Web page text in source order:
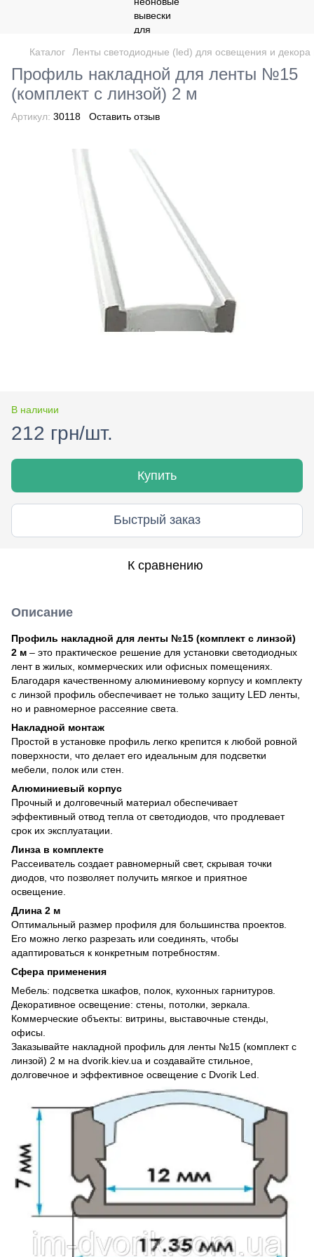
Каталог Ленты светодиодные (led) для освещения и
Профиль накладной для ленты №15
(комплект с линзой) 2 м
Артикул: 30118 Оставить отзыв
В наличии
212 грн/шт.
Купить
Быстрый заказ
К сравнению
Описание
Профиль накладной для ленты №15 (комплект с линзой)
2 м – это практическое решение для установки светодиодных
лент в жилых, коммерческих или офисных помещениях.
Благодаря качественному алюминиевому корпусу и комплекту
с линзой профиль обеспечивает не только защиту LED ленты,
но и равномерное рассеяние света.
Накладной монтаж
Простой в установке профиль легко крепится к любой ровной
поверхности, что делает его идеальным для подсветки
мебели, полок или стен.
Алюминиевый корпус
Прочный и долговечный материал обеспечивает
эффективный отвод тепла от светодиодов, что продлевает
срок их эксплуатации.
Линза в комплекте
Рассеиватель создает равномерный свет, скрывая точки
диодов, что позволяет получить мягкое и приятное
освещение.
Длина 2 м
Оптимальный размер профиля для большинства проектов.
Его можно легко разрезать или соединять, чтобы
адаптироваться к конкретным потребностям.
Сфера применения
Мебель: подсветка шкафов, полок, кухонных гарнитуров.
Декоративное освещение: стены, потолки, зеркала.
Коммерческие объекты: витрины, выставочные стенды,
офисы.
Заказывайте накладной профиль для ленты №15 (комплект с
линзой) 2 м на dvorik.kiev.ua и создавайте стильное,
долговечное и эффективное освещение с Dvorik Led.